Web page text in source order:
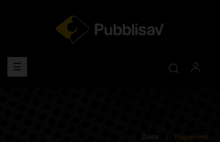
navigazione
Toggle
☰
Casa Pagamenti